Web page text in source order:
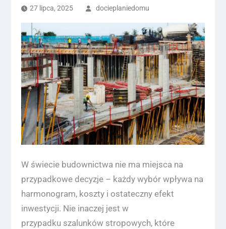
27 lipca, 2025 docieplaniedomu
W świecie budownictwa nie ma miejsca na
przypadkowe decyzje – każdy wybór wpływa na
harmonogram, koszty i ostateczny efekt
inwestycji. Nie inaczej jest w
przypadku szalunków stropowych, które